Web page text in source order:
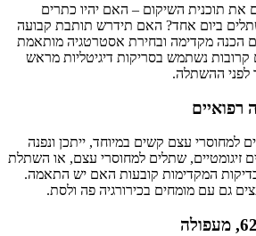
את תוכנית השיקום – האם יהיו כתרים
ביום אחד? האם תידרש תותבת קבועה
הכנה מקדימה ובחירת אסטרטגיה מותאמת
נשתמש בסריקות דיגיטליות מראש
לפני ההשתלה.
למחוסרי עצם קשים במיוחד, ייתכן ונפנה
זיגומטיים, שתלים למחוסרי עצם, או השתלת
המקדימות קובעות האם יש התאמה.
גם עם מומחים בכירורגיה פה ולסת.